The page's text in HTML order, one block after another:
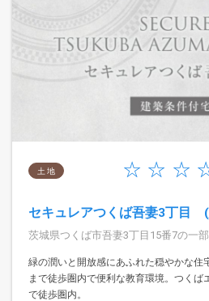
土 地
セキュレアつくば吾妻3丁目
茨城県つくば市吾妻3丁目15番7の一部
緑の潤いと開放感にあふれた穏やかな住
まで徒歩圏内で便利な教育環境。つくば
で徒歩圏内。